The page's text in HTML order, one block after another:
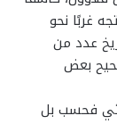
غربًا نحو
عدد من
بعض
فحسب بل